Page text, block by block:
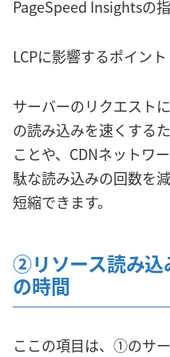
PageSpeed Insightsの
LCPに影響するポイント
サーバーのリクエスト
の読み込みを速くする
ことや、CDNネットワ
駄な読み込みの回数を
短縮できます。
②リソース読み込
の時間
ここの項目は、①のサ